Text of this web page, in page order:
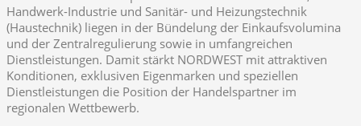
Handwerk-Industrie und Sanitär- und Heizungstechnik
(Haustechnik) liegen in der Bündelung der Einkaufsvolumina
und der Zentralregulierung sowie in umfangreichen
Dienstleistungen. Damit stärkt NORDWEST mit attraktiven
Konditionen, exklusiven Eigenmarken und speziellen
Dienstleistungen die Position der Handelspartner im
regionalen Wettbewerb.